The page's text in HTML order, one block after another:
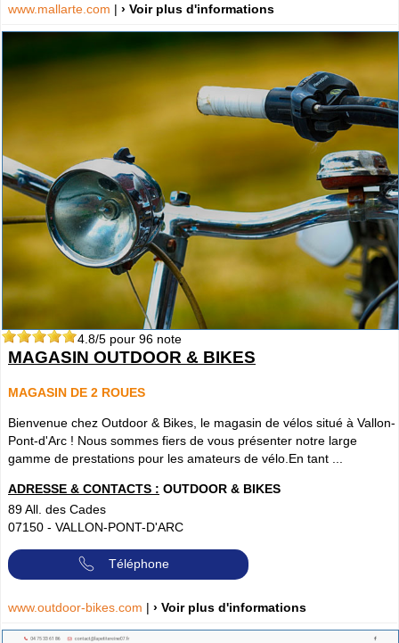
www.mallarte.com | › Voir plus d'informations
4.8/5 pour 96 note
MAGASIN OUTDOOR & BIKES
MAGASIN DE 2 ROUES
Bienvenue chez Outdoor & Bikes, le magasin de vélos situé à Vallon-
Pont-d'Arc ! Nous sommes fiers de vous présenter notre large
gamme de prestations pour les amateurs de vélo.En tant ...
ADRESSE & CONTACTS : OUTDOOR & BIKES
89 All. des Cades
07150 - VALLON-PONT-D'ARC
Téléphone
www.outdoor-bikes.com | › Voir plus d'informations